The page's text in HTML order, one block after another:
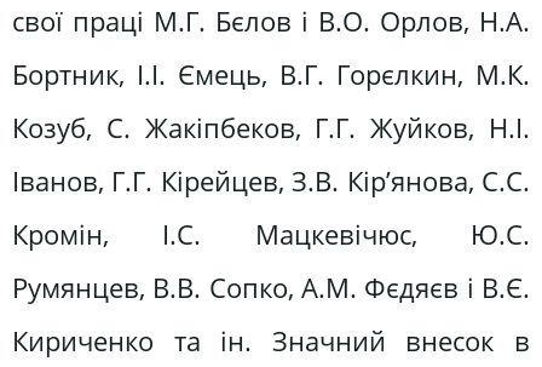
свої праці М.Г. Бєлов і В.О. Орлов, Н.А.
Бортник, І.І. Ємець, В.Г. Горєлкин, М.К.
Козуб, С. Жакіпбеков, Г.Г. Жуйков, Н.І.
Іванов, Г.Г. Кірейцев, З.В. Кір’янова, С.С.
Кромін, І.С. Мацкевічюс, Ю.С.
Румянцев, В.В. Сопко, А.М. Фєдяєв і В.Є.
Кириченко та ін. Значний внесок в